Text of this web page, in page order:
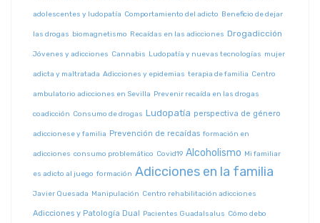
adolescentes y ludopatía Comportamiento del adicto Beneficio de dejar
las drogas biomagnetismo Recaídas en las adicciones Drogadicción
Jóvenes y adicciones Cannabis Ludopatía y nuevas tecnologías mujer
adicta y maltratada Adicciones y epidemias terapia de familia Centro
ambulatorio adicciones en Sevilla Prevenir recaída en las drogas
coadicción Consumo de drogas Ludopatía perspectiva de género
adiccionese y familia Prevención de recaídas formación en
adicciones consumo problemático Covid19 Alcoholismo Mi familiar
es adicto al juego formación Adicciones en la familia
Javier Quesada Manipulación Centro rehabilitación adicciones
Adicciones y Patología Dual Pacientes Guadalsalus Cómo debo